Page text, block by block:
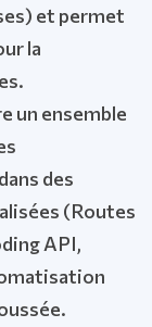
et permet
la
un ensemble
des
(Routes
API,